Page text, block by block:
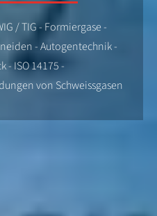
/ TIG - Formiergase -
- Autogentechnik -
- ISO 14175 -
von Schweissgasen